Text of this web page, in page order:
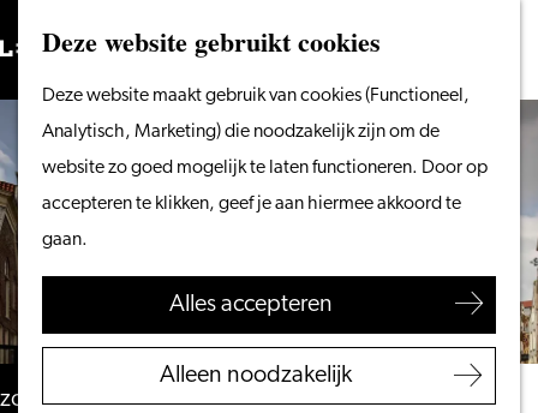
Deze website gebruikt cookies
Deze website maakt gebruik van cookies (Functioneel,
Analytisch, Marketing) die noodzakelijk zijn om de
website zo goed mogelijk te laten functioneren. Door op
accepteren te klikken, geef je aan hiermee akkoord te
gaan.
Alles accepteren
Alleen noodzakelijk
Ga
naar
de
homepage
Menu
ZoekenVanaf het water
wandelen
Winkelen
Eten & drinken
Met kinderen
VVV Leiden
Bereikbaarheid
Zoeken
zondag 30 augustus